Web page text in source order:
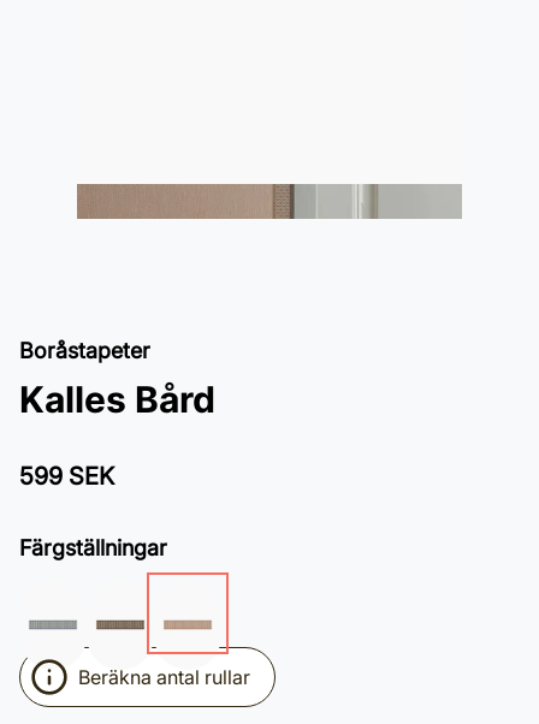
Boråstapeter
Kalles Bård
599 SEK
Färgställningar
Beräkna antal rullar